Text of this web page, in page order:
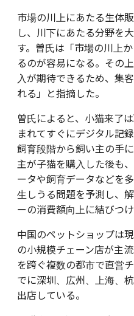
市場の川上にあたる生体
し、川下にあたる分野を
す。曽氏は「市場の川上
るのが容易になる。その
入が期待できるため、集
れる」と指摘した。
曽氏によると、小猫来了
まれてすぐにデジタル記
飼育段階から飼い主の手
主が子猫を購入した後も
ータや飼育データなどを
生しうる問題を予測し、
ーの消費額向上に結びつけ
中国のペットショップは
の小規模チェーン店が主
を跨ぐ複数の都市で直営
でに深圳、広州、上海、
出店している。